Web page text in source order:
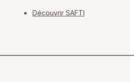
Découvrir SAFTI